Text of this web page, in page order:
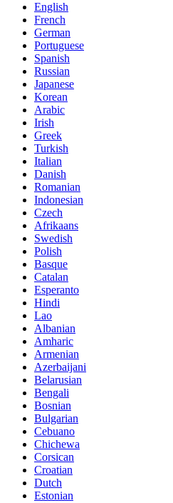
English
French
German
Portuguese
Spanish
Russian
Japanese
Korean
Arabic
Irish
Greek
Turkish
Italian
Danish
Romanian
Indonesian
Czech
Afrikaans
Swedish
Polish
Basque
Catalan
Esperanto
Hindi
Lao
Albanian
Amharic
Armenian
Azerbaijani
Belarusian
Bengali
Bosnian
Bulgarian
Cebuano
Chichewa
Corsican
Croatian
Dutch
Estonian